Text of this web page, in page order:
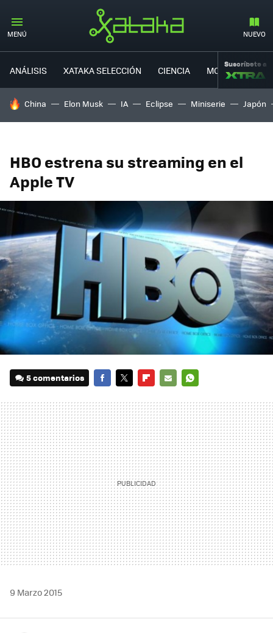
MENÚ NUEVO
ANÁLISIS XATAKA SELECCIÓN CIENCIA MOVILIDAD
Suscríbete a
HOY SE HABLA DE
China Elon Musk IA Eclipse Miniserie Japón
HBO estrena su streaming en el
Apple TV
5 comentarios
MAIL
9 Marzo 2015